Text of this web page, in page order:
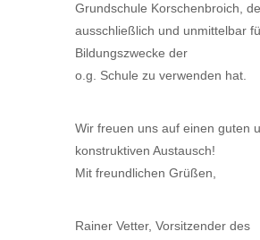
Grundschule Korschenbroich,
ausschließlich und unmittelbar
Bildungszwecke der
o.g. Schule zu verwenden hat.
Wir freuen uns auf einen guten
konstruktiven Austausch!
Mit freundlichen Grüßen,
Rainer Vetter, Vorsitzender des